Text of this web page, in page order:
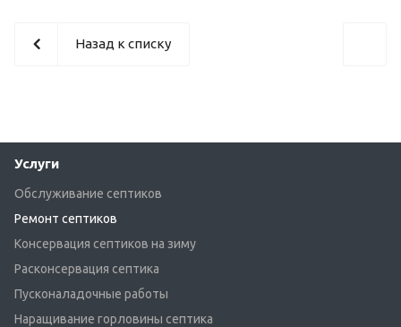
Назад к списку
Услуги
Обслуживание септиков
Ремонт септиков
Консервация септиков на зиму
Расконсервация септика
Пусконаладочные работы
Наращивание горловины септика